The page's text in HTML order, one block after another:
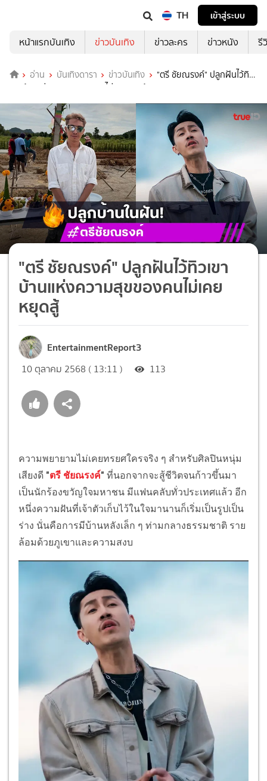
TH
เข้าสู่ระบบ
หน้าแรกบันเทิง
ข่าวบันเทิง ข่าวละคร ข่าวหนัง รี
อ่าน บันเทิงดารา ข่าวบันเทิง
"ตรี ชัยณรงค์" ปลูกฝันไว้ทิว
เขา บ้านแห่งความสุขของคนไม่เคยหยุดสู้
"ตรี ชัยณรงค์" ปลูกฝันไว้ทิวเขา
บ้านแห่งความสุขของคนไม่เคย
หยุดสู้
EntertainmentReport3
10 ตุลาคม 2568 ( 13:11 ) 113
ความพยายามไม่เคยทรยศใครจริง ๆ สำหรับศิลปินหนุ่ม
เสียงดี "ตรี ชัยณรงค์" ที่นอกจากจะสู้ชีวิตจนก้าวขึ้นมา
เป็นนักร้องขวัญใจมหาชน มีแฟนคลับทั่วประเทศแล้ว อีก
หนึ่งความฝันที่เจ้าตัวเก็บไว้ในใจมานานก็เริ่มเป็นรูปเป็น
ร่าง นั่นคือการมีบ้านหลังเล็ก ๆ ท่ามกลางธรรมชาติ ราย
ล้อมด้วยภูเขาและความสงบ